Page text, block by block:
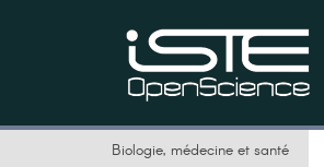
Biologie, médecine et santé